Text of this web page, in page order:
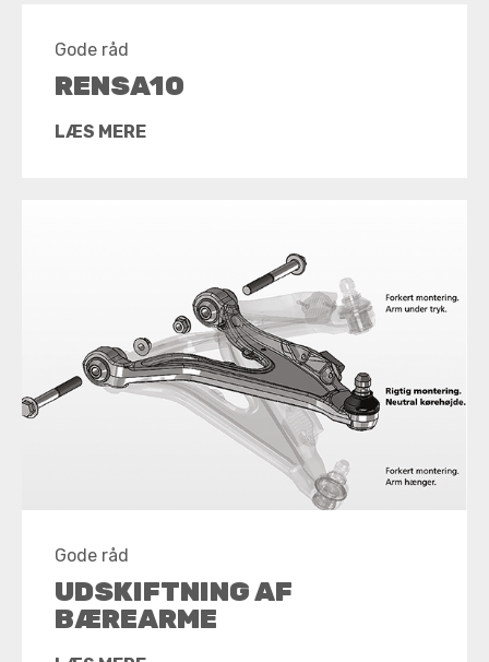
Gode råd
RENSA10
LÆS MERE
Gode råd
UDSKIFTNING AF
BÆREARME